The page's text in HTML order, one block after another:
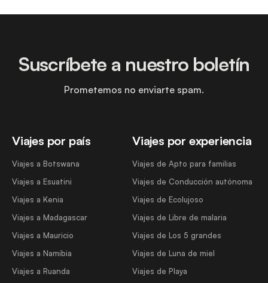
Viajes por país
Viajes a Botswana
Viajes a Esuatini
Viajes a Kenia
Viajes a Madagascar
Viajes a Mauricio
Viajes a Namibia
Viajes a Ruanda
Viajes por experiencia
Viajes de Apto para familias
Viajes de Conducción autónoma
Viajes de Ecolujoso
Viajes de Libre de malaria
Viajes de Los 5 grandes
Viajes de Luna de miel
Viajes de Playa
Suscríbete a nuestro boletín
Prometemos no enviarte spam.